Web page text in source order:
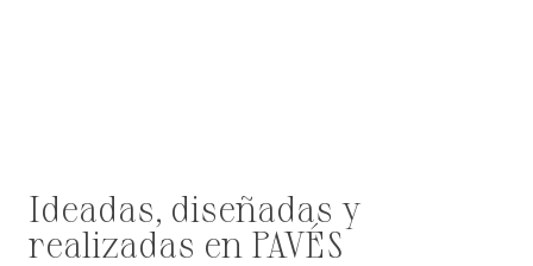
Ideadas, diseñadas y
realizadas en PAVÉS